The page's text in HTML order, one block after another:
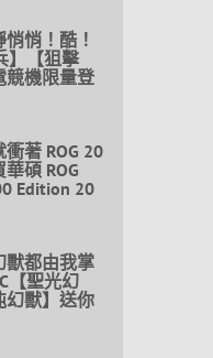
悄！酷！
】【狙擊
競機限量登
衝著 ROG 20
碩 ROG
Edition 20
獸都由我掌
【聖光幻
幻獸】送你